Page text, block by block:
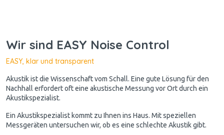
Wir sind EASY Noise Control
EASY, klar und transparent
Akustik ist die Wissenschaft vom Schall. Eine gute Lösung für den
Nachhall erfordert oft eine akustische Messung vor Ort durch ein
Akustikspezialist.
Ein Akustikspezialist kommt zu Ihnen ins Haus. Mit speziellen
Messgeräten untersuchen wir, ob es eine schlechte Akustik gibt.